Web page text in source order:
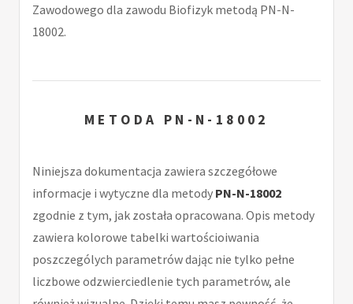
Zawodowego dla zawodu Biofizyk metodą PN-N-
18002.
METODA PN-N-18002
Niniejsza dokumentacja zawiera szczegółowe
informacje i wytyczne dla metody PN-N-18002
zgodnie z tym, jak została opracowana. Opis metody
zawiera kolorowe tabelki wartościoiwania
poszczególych parametrów dając nie tylko pełne
liczbowe odzwierciedlenie tych parametrów, ale